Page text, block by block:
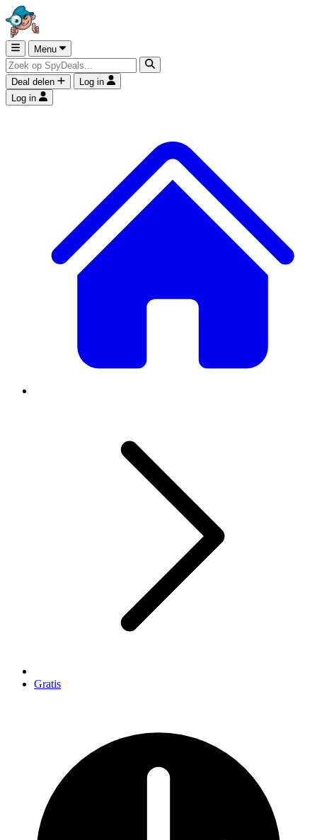
Menu
Deal delen
Log in
Log in
Gratis